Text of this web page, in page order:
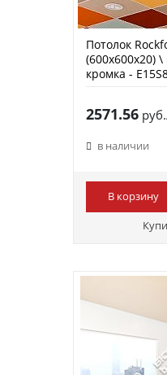
Потолок
(600х600х20)
кромка -
2571.56
в наличии
В корзину